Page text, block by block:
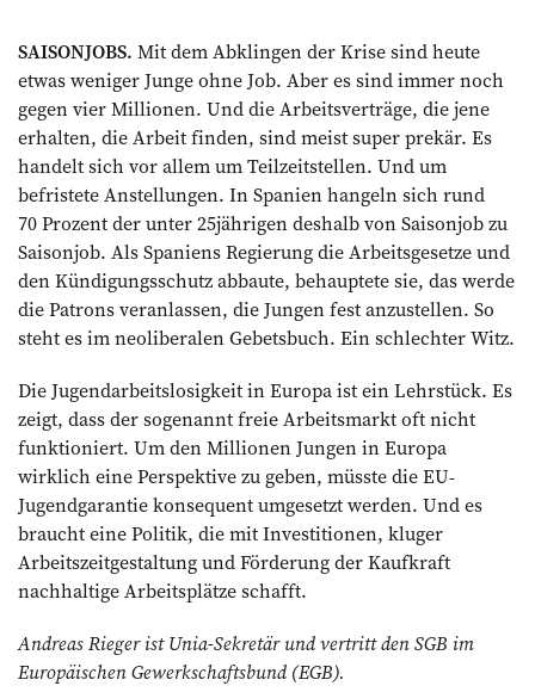
SAISONJOBS. Mit dem Abklingen der Krise sind heute
etwas weniger Junge ohne Job. Aber es sind immer noch
gegen vier Mil­lionen. Und die Arbeitsverträge, die jene
erhalten, die Arbeit finden, sind meist super prekär. Es
handelt sich vor allem um Teilzeitstellen. Und um
befristete Anstellungen. In Spanien hangeln sich rund
70 Prozent der unter 25jährigen deshalb von Saisonjob zu
Saisonjob. Als Spaniens Regierung die Arbeitsgesetze und
den Kündigungsschutz abbaute, behauptete sie, das werde
die Patrons veranlassen, die Jungen fest anzustellen. So
steht es im neoliberalen Gebetsbuch. Ein schlechter Witz.
Die Jugendarbeitslosigkeit in Europa ist ein Lehrstück. Es
zeigt, dass der sogenannt freie Arbeitsmarkt oft nicht
funktio­niert. Um den Millionen Jungen in Europa
wirklich eine Perspektive zu geben, müsste die EU-
Jugendgarantie konsequent umgesetzt werden. Und es
braucht eine Politik, die mit Investitionen, kluger
Arbeitszeit­gestaltung und Förderung der Kaufkraft
nachhaltige Arbeitsplätze schafft.
Andreas Rieger ist Unia-Sekretär und vertritt den SGB im
Europäischen Gewerkschaftsbund (EGB).